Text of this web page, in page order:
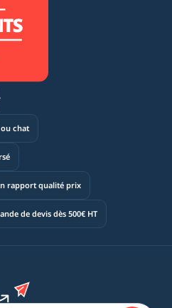
chat
rapport qualité prix
de devis dès 500€ HT